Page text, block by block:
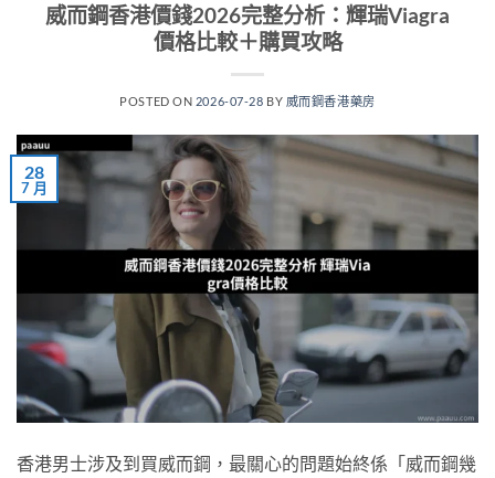
威而鋼香港價錢2026完整分析：輝瑞Viagra
價格比較＋購買攻略
POSTED ON 2026-07-28 BY 威而鋼香港藥房
28
7 月
香港男士涉及到買威而鋼，最關心的問題始終係「威而鋼幾